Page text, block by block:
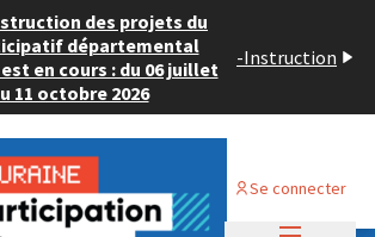
des projets du
départemental
en cours : du 06 juillet
11 octobre 2026
-Instruction
Se connecter